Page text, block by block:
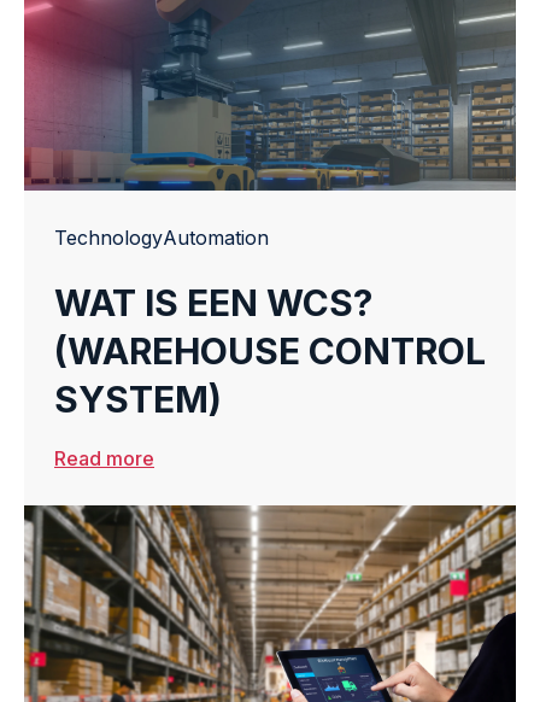
TechnologyAutomation
WAT IS EEN WCS?
(WAREHOUSE CONTROL
SYSTEM)
Read more